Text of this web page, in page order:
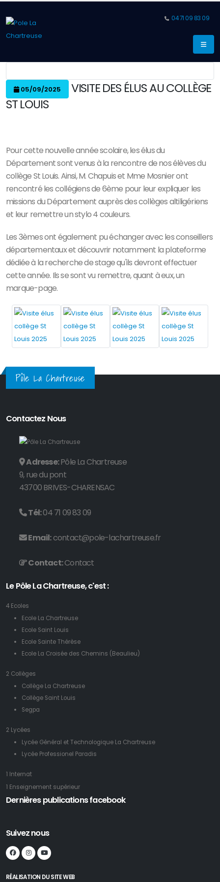
04 71 09 83 09
05/09/2025
VISITE DES ÉLUS AU COLLÈGE
ST LOUIS
Pour cette nouvelle année scolaire, les élus du
Département sont venus à la rencontre de nos élèves du
collège St Louis. Ainsi, M. Chapuis et Mme Mosnier ont
rencontré les collégiens de 6ème pour leur expliquer les
missions du Département auprès des collèges altiligériens
et leur remettre un stylo 4 couleurs.
Les 3èmes ont également pu échanger avec les conseillers
départementaux et découvrir notamment la plateforme
dédiée à la recherche de stage qu'ils devront effectuer
cette année. Ils se sont vu remettre, quant à eux, un
marque-page.
Pôle La Chartreuse
Contactez Nous
Adresse:Pôle La Chartreuse
9, rue du pont
43700 BRIVES-CHARENSAC
Tél:04 71 09 83 09
Email:contact@pole-lachartreuse.fr
Contact:Contact
Le Pôle La Chartreuse, c'est :
4 Ecoles
Ecole La Chartreuse
Ecole Saint Louis
Ecole Sainte Thérèse
Ecole La Croisée des Chemins (Beaulieu)
2 Collèges
Collège La Chartreuse
Collège Saint Louis
Segpa
2 Lycées
Lycée Général et Technologique La Chartreuse
Lycée Professionel Paradis
1 Internat
1 Enseignement supérieur
Dernières publications facebook
Suivez nous
RÉALISATION DU SITE WEB